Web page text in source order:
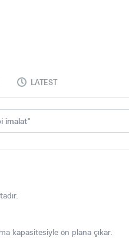
LATEST
imalat"
kapasitesiyle ön plana çıkar.